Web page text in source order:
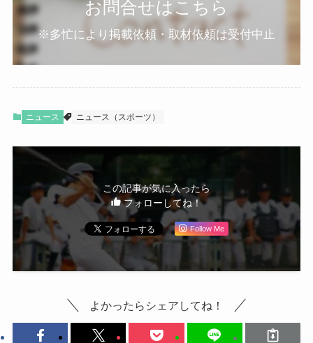
お問合せはこちら
※多忙により掲載依頼・取材依頼は受付中止
ニュース ニュース（スポーツ）
この記事が気に入ったら
フォローしてね！
Follow Me
よかったらシェアしてね！